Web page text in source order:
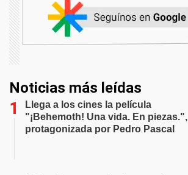
Noticias más leídas
Llega a los cines la película
"¡Behemoth! Una vida. En piezas.",
protagonizada por Pedro Pascal